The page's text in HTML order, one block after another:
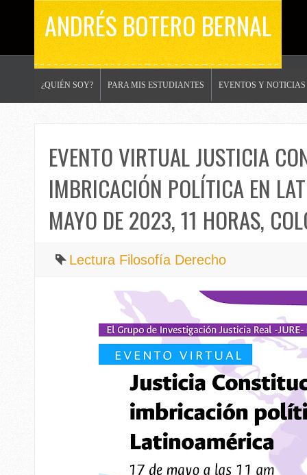
ANDRÉS BOTERO BERNAL
¿QUIÉN SOY? PARA MIS ESTUDIANTES EVENTOS Y NOTICIAS
EVENTO VIRTUAL JUSTICIA
IMBRICACIÓN POLÍTICA EN
MAYO DE 2023, 11 HORAS,
Lectura Filosofía Derecho